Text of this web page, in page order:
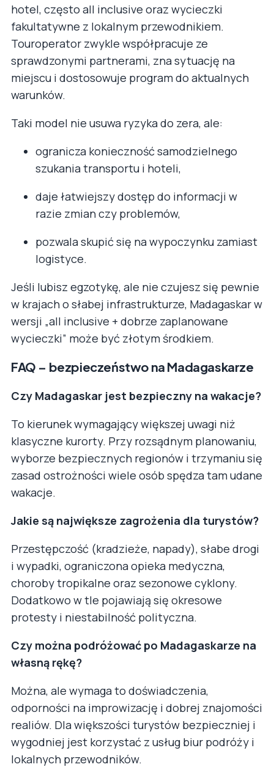
hotel, często all inclusive oraz wycieczki
fakultatywne z lokalnym przewodnikiem.
Touroperator zwykle współpracuje ze
sprawdzonymi partnerami, zna sytuację na
miejscu i dostosowuje program do aktualnych
warunków.
Taki model nie usuwa ryzyka do zera, ale:
ogranicza konieczność samodzielnego
szukania transportu i hoteli,
daje łatwiejszy dostęp do informacji w
razie zmian czy problemów,
pozwala skupić się na wypoczynku zamiast
logistyce.
Jeśli lubisz egzotykę, ale nie czujesz się pewnie
w krajach o słabej infrastrukturze, Madagaskar w
wersji „all inclusive + dobrze zaplanowane
wycieczki” może być złotym środkiem.
FAQ – bezpieczeństwo na Madagaskarze
Czy Madagaskar jest bezpieczny na wakacje?
To kierunek wymagający większej uwagi niż
klasyczne kurorty. Przy rozsądnym planowaniu,
wyborze bezpiecznych regionów i trzymaniu się
zasad ostrożności wiele osób spędza tam udane
wakacje.
Jakie są największe zagrożenia dla turystów?
Przestępczość (kradzieże, napady), słabe drogi
i wypadki, ograniczona opieka medyczna,
choroby tropikalne oraz sezonowe cyklony.
Dodatkowo w tle pojawiają się okresowe
protesty i niestabilność polityczna.
Czy można podróżować po Madagaskarze na
własną rękę?
Można, ale wymaga to doświadczenia,
odporności na improwizację i dobrej znajomości
realiów. Dla większości turystów bezpieczniej i
wygodniej jest korzystać z usług biur podróży i
lokalnych przewodników.